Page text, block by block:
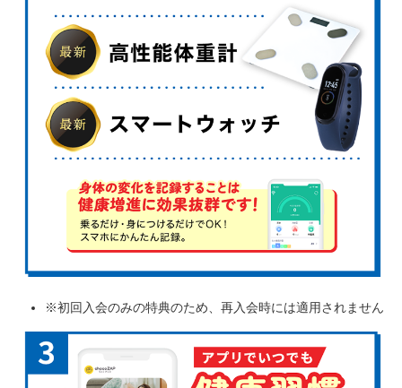
※初回入会のみの特典のため、再入会時には適用されません